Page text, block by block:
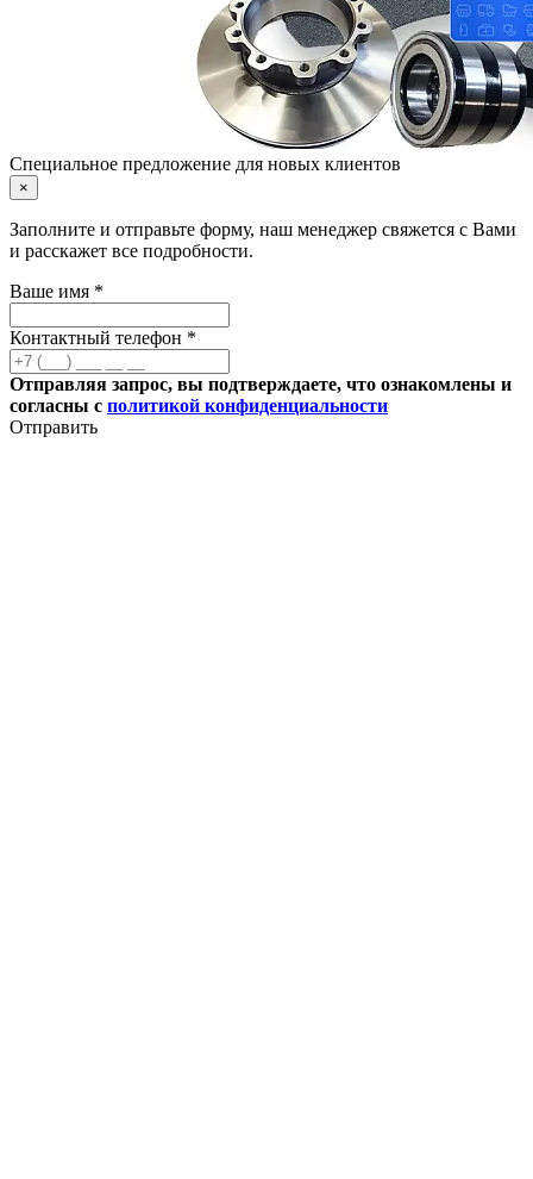
Специальное предложение для новых клиентов
×
Заполните и отправьте форму, наш менеджер свяжется с Вами
и расскажет все подробности.
Ваше имя *
Контактный телефон *
Отправляя запрос, вы подтверждаете, что ознакомлены и
согласны с политикой конфиденциальности
Отправить